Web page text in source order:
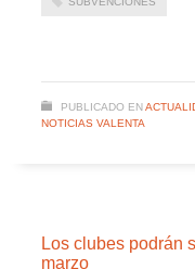
PUBLICADO EN
NOTICIAS VALENTA
Los clubes podrán
marzo